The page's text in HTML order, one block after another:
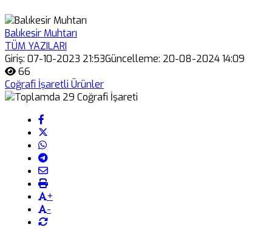
Balıkesir Muhtarı
TÜM YAZILARI
Giriş: 07-10-2023 21:53Güncelleme: 20-08-2024 14:09
66
Coğrafi İşaretli Ürünler
+
-